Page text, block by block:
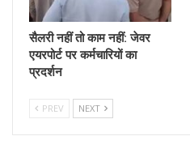
सैलरी नहीं तो काम नहीं: जेवर
एयरपोर्ट पर कर्मचारियों का
प्रदर्शन
PREV NEXT